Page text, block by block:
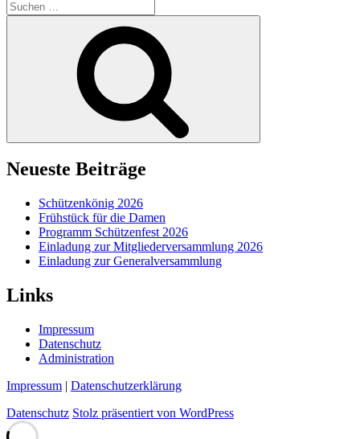
Suchen
nach:
Neueste Beiträge
Schützenkönig 2026
Frühstück für die Damen
Programm Schützenfest 2026
Einladung zur Mitgliederversammlung 2026
Einladung zur Generalversammlung
Links
Impressum
Datenschutz
Administration
Impressum | Datenschutzerklärung
Datenschutz Stolz präsentiert von WordPress